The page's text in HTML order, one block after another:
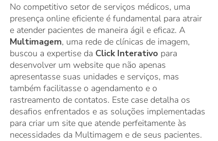
No competitivo setor de serviços médicos, uma
presença online eficiente é fundamental para atrair
e atender pacientes de maneira ágil e eficaz. A
Multimagem, uma rede de clínicas de imagem,
buscou a expertise da Click Interativo para
desenvolver um website que não apenas
apresentasse suas unidades e serviços, mas
também facilitasse o agendamento e o
rastreamento de contatos. Este case detalha os
desafios enfrentados e as soluções implementadas
para criar um site que atende perfeitamente às
necessidades da Multimagem e de seus pacientes.